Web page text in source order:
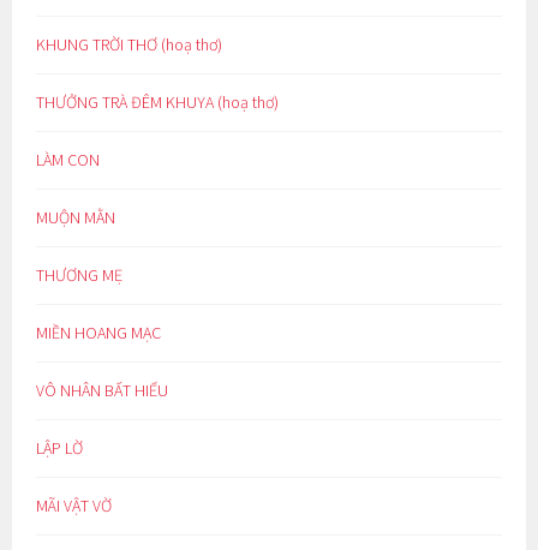
KHUNG TRỜI THƠ (hoạ thơ)
THƯỞNG TRÀ ĐÊM KHUYA (hoạ thơ)
LÀM CON
MUỘN MẰN
THƯƠNG MẸ
MIỀN HOANG MẠC
VÔ NHÂN BẤT HIẾU
LẬP LỜ
MÃI VẬT VỜ